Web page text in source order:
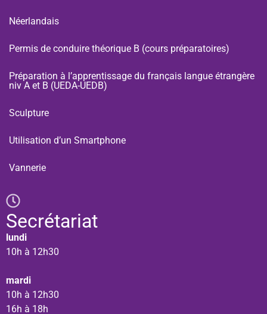
Néerlandais
Permis de conduire théorique B (cours préparatoires)
Préparation à l’apprentissage du français langue étrangère
niv A et B (UEDA-UEDB)
Sculpture
Utilisation d’un Smartphone
Vannerie
Secrétariat
lundi
10h à 12h30
mardi
10h à 12h30
16h à 18h